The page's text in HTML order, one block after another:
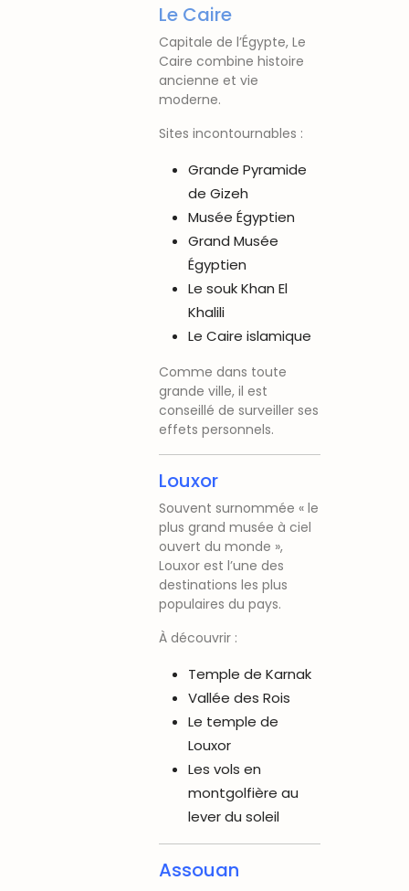
Le Caire
Capitale de l’Égypte, Le
Caire combine histoire
ancienne et vie
moderne.
Sites incontournables :
Grande Pyramide
de Gizeh
Musée Égyptien
Grand Musée
Égyptien
Le souk Khan El
Khalili
Le Caire islamique
Comme dans toute
grande ville, il est
conseillé de surveiller ses
effets personnels.
Louxor
Souvent surnommée « le
plus grand musée à ciel
ouvert du monde »,
Louxor est l’une des
destinations les plus
populaires du pays.
À découvrir :
Temple de Karnak
Vallée des Rois
Le temple de
Louxor
Les vols en
montgolfière au
lever du soleil
Assouan